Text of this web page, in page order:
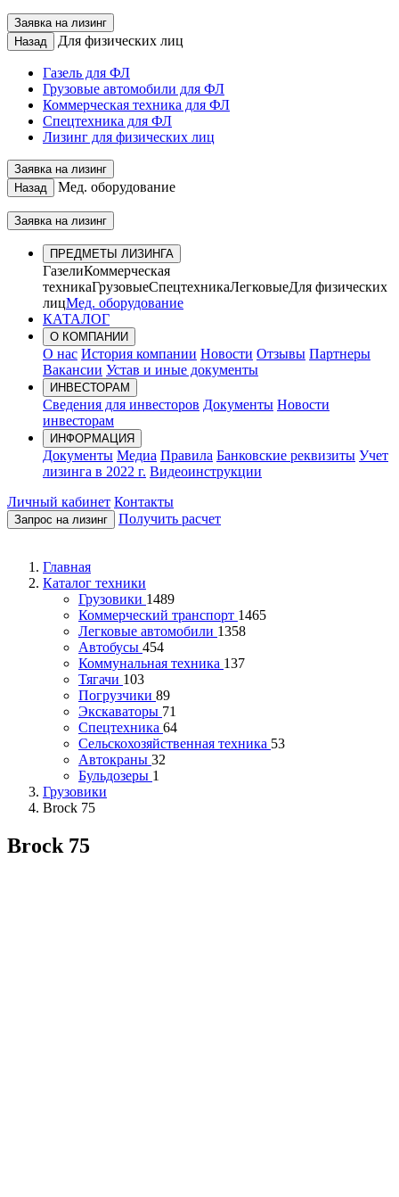
Заявка на лизинг
Назад
Для физических лиц
Газель для ФЛ
Грузовые автомобили для ФЛ
Коммерческая техника для ФЛ
Спецтехника для ФЛ
Лизинг для физических лиц
Заявка на лизинг
Назад
Мед. оборудование
Заявка на лизинг
ПРЕДМЕТЫ ЛИЗИНГА
ГазелиКоммерческая
техникаГрузовыеСпецтехникаЛегковыеДля физических
лицМед. оборудование
КАТАЛОГ
О КОМПАНИИ
О нас История компании Новости Отзывы Партнеры
Вакансии Устав и иные документы
ИНВЕСТОРАМ
Сведения для инвесторов Документы Новости
инвесторам
ИНФОРМАЦИЯ
Документы Медиа Правила Банковские реквизиты Учет
лизинга в 2022 г. Видеоинструкции
Личный кабинет Контакты
Запрос на лизинг Получить расчет
Главная
Каталог техники
Грузовики 1489
Коммерческий транспорт 1465
Легковые автомобили 1358
Автобусы 454
Коммунальная техника 137
Тягачи 103
Погрузчики 89
Экскаваторы 71
Спецтехника 64
Сельскохозяйственная техника 53
Автокраны 32
Бульдозеры 1
Грузовики
Brock 75
Brock 75